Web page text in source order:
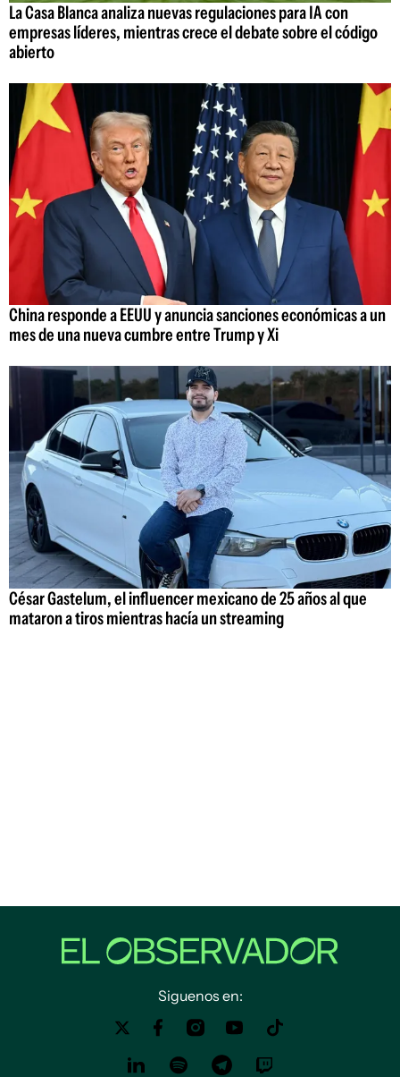
La Casa Blanca analiza nuevas regulaciones para IA con
empresas líderes, mientras crece el debate sobre el código
abierto
China responde a EEUU y anuncia sanciones económicas a un
mes de una nueva cumbre entre Trump y Xi
César Gastelum, el influencer mexicano de 25 años al que
mataron a tiros mientras hacía un streaming
Siguenos en: